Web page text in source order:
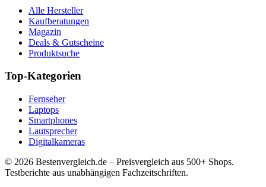
Alle Hersteller
Kaufberatungen
Magazin
Deals & Gutscheine
Produktsuche
Top-Kategorien
Fernseher
Laptops
Smartphones
Lautsprecher
Digitalkameras
© 2026 Bestenvergleich.de – Preisvergleich aus 500+ Shops.
Testberichte aus unabhängigen Fachzeitschriften.